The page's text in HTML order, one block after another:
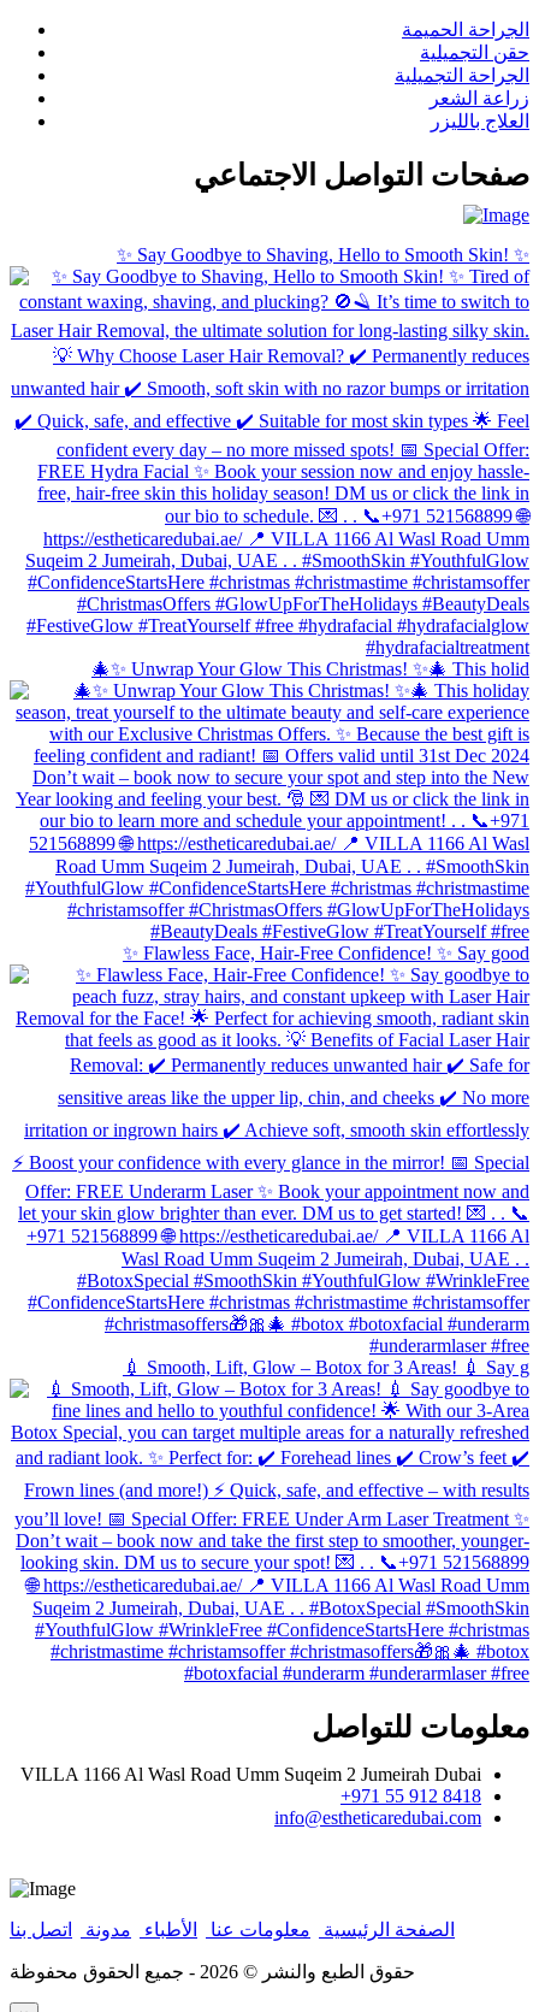
الجراحة الحميمة
حقن التجميلية
الجراحة التجميلية
زراعة الشعر
العلاج بالليزر
صفحات التواصل الاجتماعي
✨ Say Goodbye to Shaving, Hello to Smooth Skin! ✨
🎄✨ Unwrap Your Glow This Christmas! ✨🎄 This holid
✨ Flawless Face, Hair-Free Confidence! ✨ Say good
💉 Smooth, Lift, Glow – Botox for 3 Areas! 💉 Say g
معلومات للتواصل
VILLA 1166 Al Wasl Road Umm Suqeim 2 Jumeirah Dubai
8418 912 55 971+
info@estheticaredubai.com
الصفحة الرئيسية معلومات عنا الأطباء مدونة اتصل بنا
حقوق الطبع والنشر © 2026 - جميع الحقوق محفوظة